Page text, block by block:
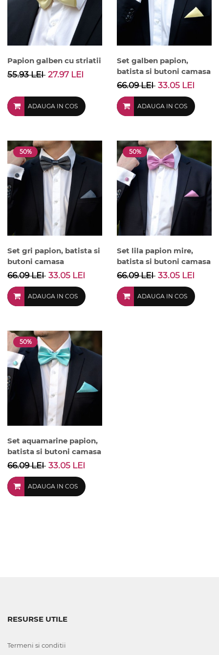
Papion galben cu striatii
55.93 LEI 27.97 LEI
ADAUGA IN COS
Set galben papion,
batista si butoni camasa
66.09 LEI 33.05 LEI
ADAUGA IN COS
50%
Set gri papion, batista si
butoni camasa
66.09 LEI 33.05 LEI
ADAUGA IN COS
50%
Set lila papion mire,
batista si butoni camasa
66.09 LEI 33.05 LEI
ADAUGA IN COS
50%
Set aquamarine papion,
batista si butoni camasa
66.09 LEI 33.05 LEI
ADAUGA IN COS
RESURSE UTILE
Termeni si conditii